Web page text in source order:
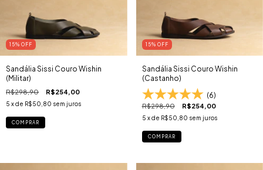
15% OFF
Sandália Sissi Couro Wishin
(Militar)
R$298,90 R$254,00
5 x de R$50,80 sem juros
COMPRAR
15% OFF
Sandália Sissi Couro Wishin
(Castanho)
(6)
R$298,90 R$254,00
5 x de R$50,80 sem juros
COMPRAR